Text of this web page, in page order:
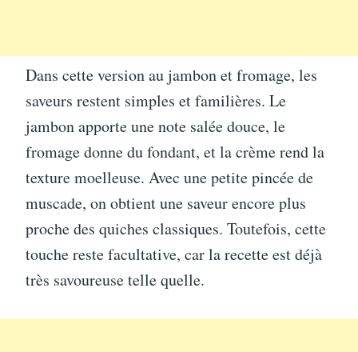
Dans cette version au jambon et fromage, les
saveurs restent simples et familières. Le
jambon apporte une note salée douce, le
fromage donne du fondant, et la crème rend la
texture moelleuse. Avec une petite pincée de
muscade, on obtient une saveur encore plus
proche des quiches classiques. Toutefois, cette
touche reste facultative, car la recette est déjà
très savoureuse telle quelle.